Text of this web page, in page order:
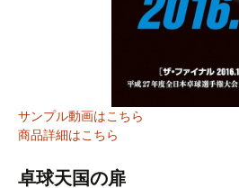
サンプル動画はこちら
商品詳細はこちら
卓球天国の扉